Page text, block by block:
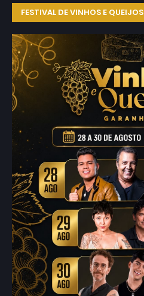
FESTIVAL DE VINHOS E QUEIJOS